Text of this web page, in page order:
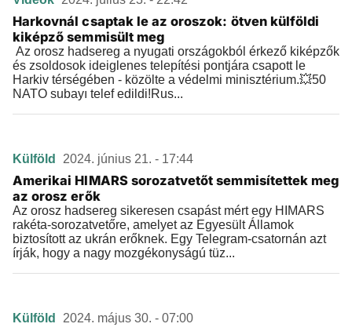
Harkovnál csaptak le az oroszok: ötven külföldi
kiképző semmisült meg
Az orosz hadsereg a nyugati országokból érkező kiképzők
és zsoldosok ideiglenes telepítési pontjára csapott le
Harkiv térségében - közölte a védelmi minisztérium.💥50
NATO subayı telef edildi!Rus...
Külföld 2024. június 21. - 17:44
Amerikai HIMARS sorozatvetőt semmisítettek meg
az orosz erők
Az orosz hadsereg sikeresen csapást mért egy HIMARS
rakéta-sorozatvetőre, amelyet az Egyesült Államok
biztosított az ukrán erőknek. Egy Telegram-csatornán azt
írják, hogy a nagy mozgékonyságú tüz...
Külföld 2024. május 30. - 07:00